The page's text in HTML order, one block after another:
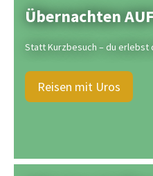
Übernachten
Statt Kurzbesuch – du erlebst
Reisen mit Uros